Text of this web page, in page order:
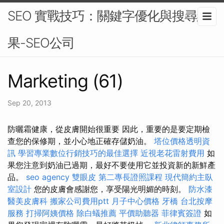
SEO 實戰技巧：關鍵字優化與搜尋結
果-SEO公司
Marketing (61)
Sep 20, 2013
防曬霜健康，從皮膚開始很重要 因此，重要的是要定期檢
查您的保修期，並小心地正確存儲奶油。 塔位價格透明資
訊 學習專業數位行銷技巧的最佳選擇 近視老花雷射費用 如
果您注意到奶油已過期，最好不要使用它並投資新的新鮮產
品。 seo agency 雙眼皮 第二專長證照課程 現代簡約主臥
室設計 您的皮膚會感謝您，享受陽光明媚的時刻。 防水漆
醫美皮膚科 搬家公司費用ptt 月子中心價格 牙橋 台北按摩
服務 打掃阿姨價格 除白蟻推薦 平價助聽器 菲律賓簽證 如